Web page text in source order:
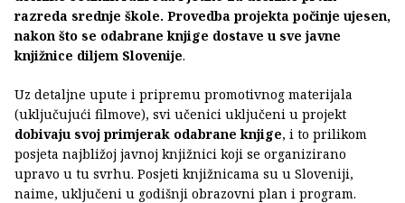
razreda srednje škole. Provedba projekta počinje ujesen,
nakon što se odabrane knjige dostave u sve javne
knjižnice diljem Slovenije.
Uz detaljne upute i pripremu promotivnog materijala
(uključujući filmove), svi učenici uključeni u projekt
dobivaju svoj primjerak odabrane knjige, i to prilikom
posjeta najbližoj javnoj knjižnici koji se organizirano
upravo u tu svrhu. Posjeti knjižnicama su u Sloveniji,
naime, uključeni u godišnji obrazovni plan i program.